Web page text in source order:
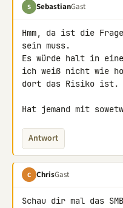
S SebastianGast
Hmm, da ist die
sein muss.
Es würde halt in
ich weiß nicht wie
dort das Risiko ist.
Hat jemand mit
Antwort
C ChrisGast
Schau dir mal das